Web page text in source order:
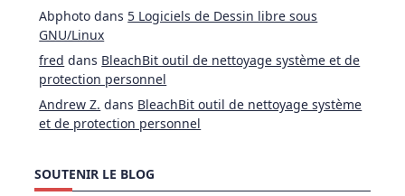
Abphoto dans 5 Logiciels de Dessin libre sous
GNU/Linux
fred dans BleachBit outil de nettoyage système et de
protection personnel
Andrew Z. dans BleachBit outil de nettoyage système
et de protection personnel
SOUTENIR LE BLOG